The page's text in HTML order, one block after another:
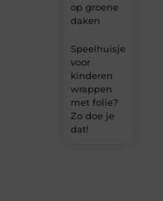
op groene
daken
Speelhuisje
voor
kinderen
wrappen
met folie?
Zo doe je
dat!